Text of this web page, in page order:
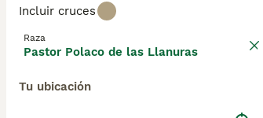
Incluir cruces
Raza
Pastor Polaco de las Llanuras
Tu ubicación